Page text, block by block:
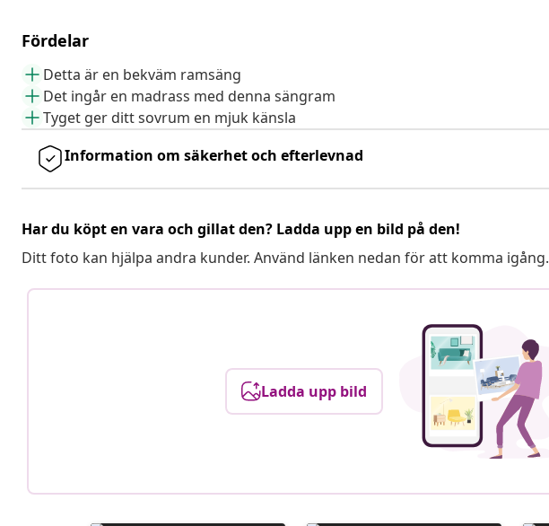
Fördelar
Detta är en bekväm ramsäng
Det ingår en madrass med denna sängram
Tyget ger ditt sovrum en mjuk känsla
Information om säkerhet och efterlevnad
Har du köpt en vara och gillat den? Ladda upp en bild på den!
Ditt foto kan hjälpa andra kunder. Använd länken nedan för att komma igång.
Ladda upp bild